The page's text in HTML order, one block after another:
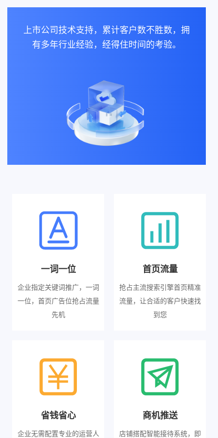
上市公司技术支持，累计客户数不胜数，拥
有多年行业经验，经得住时间的考验。
一词一位
企业指定关键词推广，一词
一位，首页广告位抢占流量
先机
首页流量
抢占主流搜索引擎首页精准
流量，让合适的客户快速找
到您
省钱省心
企业无需配置专业的运营人
商机推送
店铺搭配智能接待系统，即